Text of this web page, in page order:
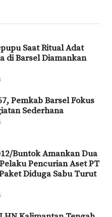
Saat Ritual Adat
di Barsel Diamankan
Pemkab Barsel Fokus
Sederhana
Buntok Amankan Dua
Pencurian Aset PT
Diduga Sabu Turut